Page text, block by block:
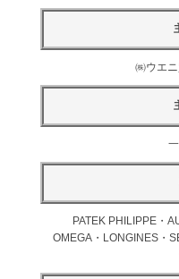
㈱ウエ
PATEK PHILIPPE・
OMEGA・LONGINES・